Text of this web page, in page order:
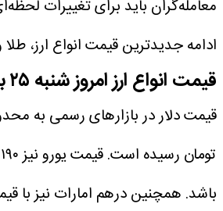
معامله‌گران باید برای تغییرات
ادامه جدیدترین قیمت انواع ارز،
قیمت انواع ارز امروز شنبه ۲۵ بهمن ۱۴۰۴